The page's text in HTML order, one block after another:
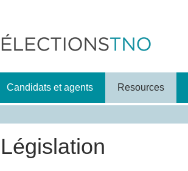
Candidats et agents Resources
Législation